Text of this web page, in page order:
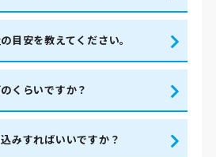
目安を教えてください。
くらいですか？
みすればいいですか？